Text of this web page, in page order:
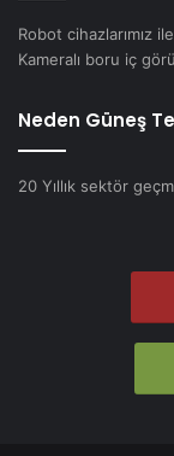
Robot cihazlarımız
Kameralı boru iç
Neden Güneş
20 Yıllık sektör